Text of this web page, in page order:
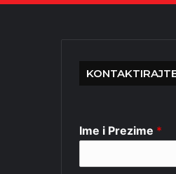
Ime i Prezime *